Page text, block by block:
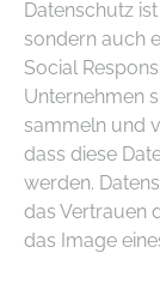
Datenschutz
sondern auch
Social
Unternehmen
sammeln und
dass diese
werden.
das Vertrauen
das Image